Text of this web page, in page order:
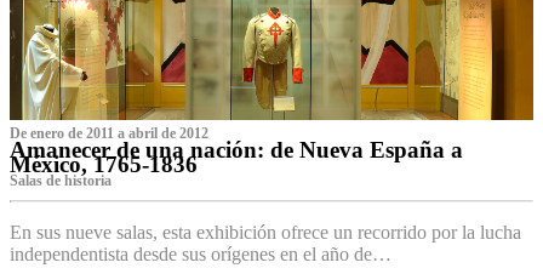
De enero de 2011 a abril de 2012
Amanecer de una nación: de Nueva España a
México, 1765-1836
Salas de historia
En sus nueve salas, esta exhibición ofrece un recorrido por la lucha
independentista desde sus orígenes en el año de…